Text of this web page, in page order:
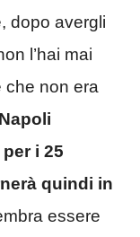
dopo avergli
l’hai mai
che non era
i 25
quindi in
essere